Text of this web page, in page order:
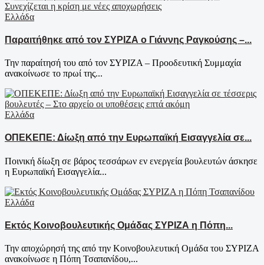
Ελλάδα
Παραιτήθηκε από τον ΣΥΡΙΖΑ ο Γιάννης Ραγκούσης –...
Την παραίτησή του από τον ΣΥΡΙΖΑ – Προοδευτική Συμμαχία
ανακοίνωσε το πρωί της...
Ελλάδα
ΟΠΕΚΕΠΕ: Δίωξη από την Ευρωπαϊκή Εισαγγελία σε...
Ποινική δίωξη σε βάρος τεσσάρων εν ενεργεία βουλευτών άσκησε
η Ευρωπαϊκή Εισαγγελία...
Ελλάδα
Εκτός Κοινοβουλευτικής Ομάδας ΣΥΡΙΖΑ η Πόπη...
Την αποχώρησή της από την Κοινοβουλευτική Ομάδα του ΣΥΡΙΖΑ
ανακοίνωσε η Πόπη Τσαπανίδου,...